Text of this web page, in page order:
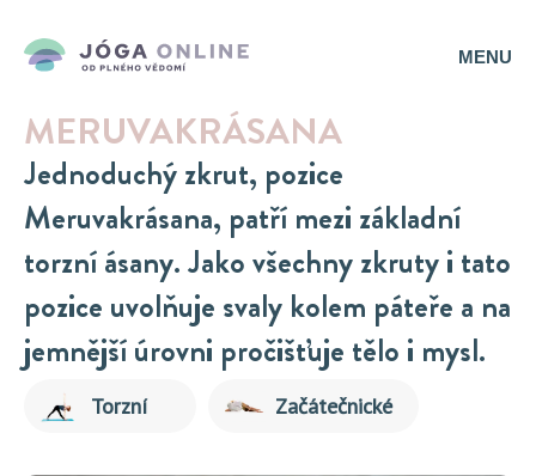
MENU
MERUVAKRÁSANA
Jednoduchý zkrut, pozice
Meruvakrásana, patří mezi základní
torzní ásany. Jako všechny zkruty i tato
pozice uvolňuje svaly kolem páteře a na
jemnější úrovni pročišťuje tělo i mysl.
Torzní Začátečnické